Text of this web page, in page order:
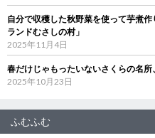
自分で収穫した秋野菜を使って芋煮
ランドむさしの村」
2025年11月4日
春だけじゃもったいないさくらの名
2025年10月23日
ふむふむ